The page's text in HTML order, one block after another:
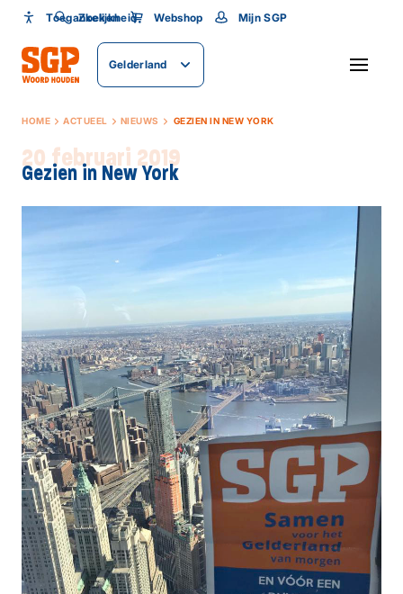
Toegankelijkheid
Toegankelijkheid
Lettergrootte
Zoeken Webshop Mijn SGP
Gelderland
HOME ACTUEEL NIEUWS GEZIEN IN NEW YORK
20 februari 2019
Gezien in New York